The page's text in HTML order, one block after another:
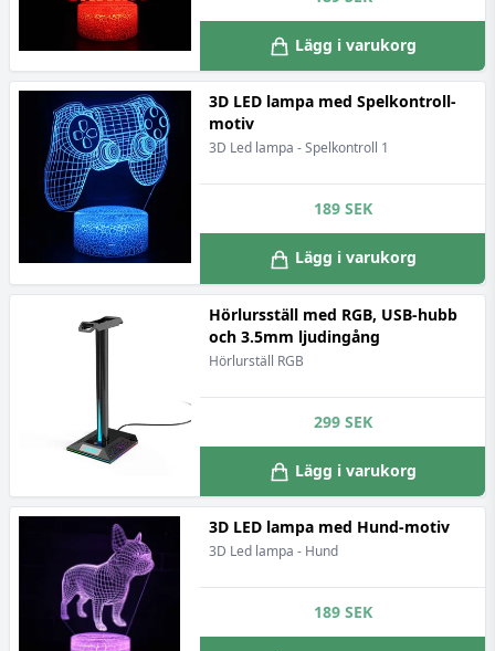
Lägg i varukorg
3D LED lampa med Spelkontroll-
motiv
3D Led lampa - Spelkontroll 1
189 SEK
Lägg i varukorg
Hörlursställ med RGB, USB-hubb
och 3.5mm ljudingång
Hörlurställ RGB
299 SEK
Lägg i varukorg
3D LED lampa med Hund-motiv
3D Led lampa - Hund
189 SEK